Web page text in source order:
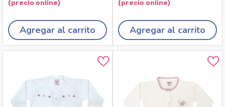
Agregar al carrito Agregar al carrito